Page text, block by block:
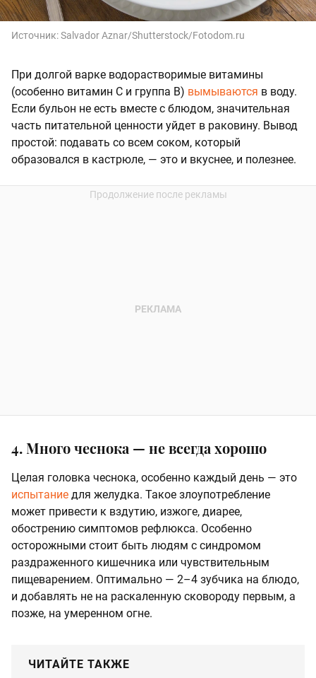
Источник:Salvador Aznar/Shutterstock/Fotodom.ru
При долгой варке водорастворимые витамины
(особенно витамин C и группа B) вымываются в воду.
Если бульон не есть вместе с блюдом, значительная
часть питательной ценности уйдет в раковину. Вывод
простой: подавать со всем соком, который
образовался в кастрюле, — это и вкуснее, и полезнее.
4. Много чеснока — не всегда хорошо
Целая головка чеснока, особенно каждый день — это
испытание для желудка. Такое злоупотребление
может привести к вздутию, изжоге, диарее,
обострению симптомов рефлюкса. Особенно
осторожными стоит быть людям с синдромом
раздраженного кишечника или чувствительным
пищеварением. Оптимально — 2–4 зубчика на блюдо,
и добавлять не на раскаленную сковороду первым, а
позже, на умеренном огне.
ЧИТАЙТЕ ТАКЖЕ